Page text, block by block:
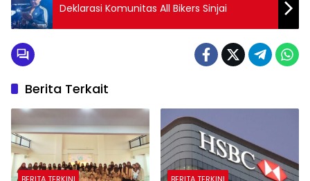
Deklarasi Komunitas All Bikers Sinjai
Berita Terkait
BERITA TERKINI BERITA TERKINI